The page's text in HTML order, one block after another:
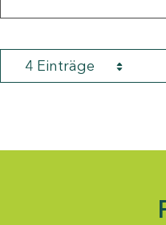
4 Einträge